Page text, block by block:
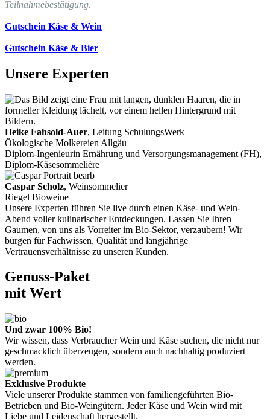
Teilnahmebestätigung.
Gutschein Käse & Wein
Gutschein Käse & Bier
Unsere Experten
Heike Fahsold-Auer, Leitung SchulungsWerk
Ökologische Molkereien Allgäu
Diplom-Ingenieurin Ernährung und Versorgungsmanagement (FH),
Diplom-Käsesommelière
Caspar Scholz, Weinsommelier
Riegel Bioweine
Unsere Experten führen Sie live durch einen Käse- und Wein-
Abend voller kulinarischer Entdeckungen. Lassen Sie Ihren
Gaumen, von uns als Vorreiter im Bio-Sektor, verzaubern! Wir
bürgen für Fachwissen, Qualität und langjährige
Vertrauensverhältnisse zu unseren Kunden.
Genuss-Paket
mit Wert
Und zwar 100% Bio!
Wir wissen, dass Verbraucher Wein und Käse suchen, die nicht nur
geschmacklich überzeugen, sondern auch nachhaltig produziert
werden.
Exklusive Produkte
Viele unserer Produkte stammen von familiengeführten Bio-
Betrieben und Bio-Weingütern. Jeder Käse und Wein wird mit
Liebe und Leidenschaft hergestellt.